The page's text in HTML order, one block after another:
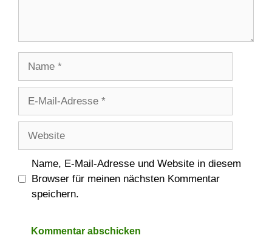
Adresse
Name, E-Mail-Adresse und Website in diesem
Browser für meinen nächsten Kommentar
speichern.